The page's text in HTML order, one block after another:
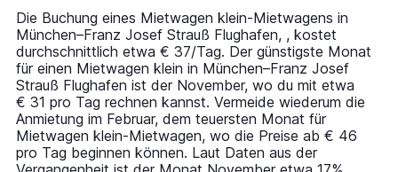
14
categories.
The
chart
has
1
Y
axis
displaying
values.
Die Buchung eines Mietwagen klein-Mietwagens in
München–Franz Josef Strauß Flughafen, , kostet
durchschnittlich etwa € 37/Tag. Der günstigste Monat
für einen Mietwagen klein in München–Franz Josef
Strauß Flughafen ist der November, wo du mit etwa
€ 31 pro Tag rechnen kannst. Vermeide wiederum die
Anmietung im Februar, dem teuersten Monat für
Mietwagen klein-Mietwagen, wo die Preise ab € 46
pro Tag beginnen können. Laut Daten aus der